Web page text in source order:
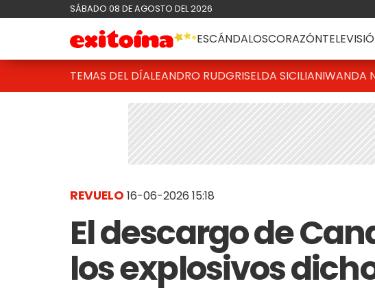
SÁBADO 08 DE AGOSTO DEL 2026
ESCÁNDALOSCORAZÓN
TEMAS DEL DÍALEANDRO RUDGRISELDA SICILIANIWANDA
REVUELO 16-06-2026 15:18
El descargo de
los explosivos